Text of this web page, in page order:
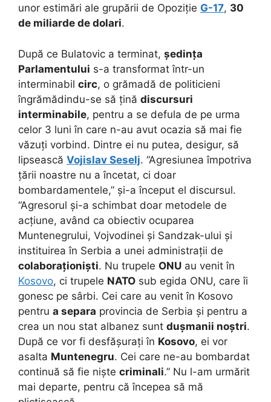
unor estimări ale grupării de Opoziție G-17, 30
de miliarde de dolari.
După ce Bulatovic a terminat, ședința
Parlamentului s-a transformat într-un
interminabil circ, o grămadă de politicieni
îngrămădindu-se să țină discursuri
interminabile, pentru a se defula de pe urma
celor 3 luni în care n-au avut ocazia să mai fie
văzuți vorbind. Dintre ei nu putea, desigur, să
lipsească Vojislav Seselj. “Agresiunea împotriva
țării noastre nu a încetat, ci doar
bombardamentele,” și-a început el discursul.
“Agresorul și-a schimbat doar metodele de
acțiune, având ca obiectiv ocuparea
Muntenegrului, Vojvodinei și Sandzak-ului și
instituirea în Serbia a unei administrații de
colaboraționiști. Nu trupele ONU au venit în
Kosovo, ci trupele NATO sub egida ONU, care îi
gonesc pe sârbi. Cei care au venit în Kosovo
pentru a separa provincia de Serbia și pentru a
crea un nou stat albanez sunt dușmanii noștri.
După ce vor fi desfășurați în Kosovo, ei vor
asalta Muntenegru. Cei care ne-au bombardat
continuă să fie niște criminali.” Nu l-am urmărit
mai departe, pentru că începea să mă